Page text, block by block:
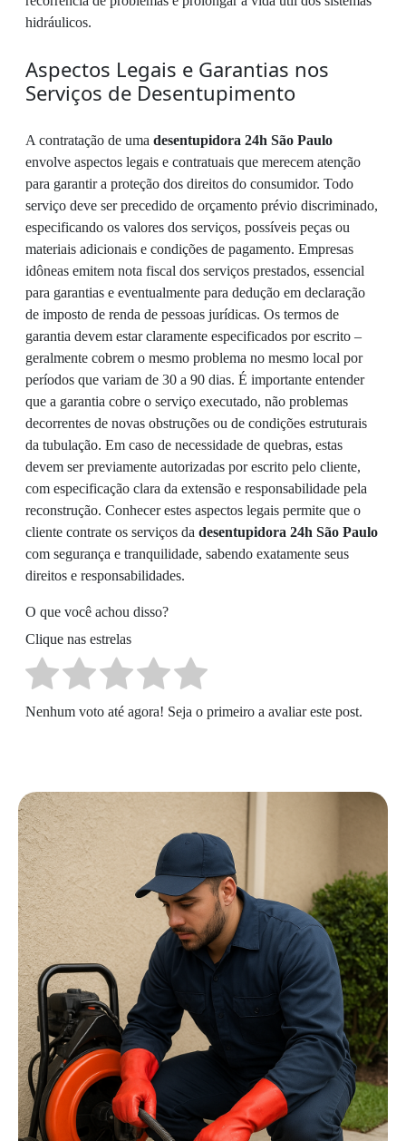
hidráulicos.
Aspectos Legais e Garantias nos
Serviços de Desentupimento
A contratação de uma desentupidora 24h São Paulo
envolve aspectos legais e contratuais que merecem atenção
para garantir a proteção dos direitos do consumidor. Todo
serviço deve ser precedido de orçamento prévio discriminado,
especificando os valores dos serviços, possíveis peças ou
materiais adicionais e condições de pagamento. Empresas
idôneas emitem nota fiscal dos serviços prestados, essencial
para garantias e eventualmente para dedução em declaração
de imposto de renda de pessoas jurídicas. Os termos de
garantia devem estar claramente especificados por escrito –
geralmente cobrem o mesmo problema no mesmo local por
períodos que variam de 30 a 90 dias. É importante entender
que a garantia cobre o serviço executado, não problemas
decorrentes de novas obstruções ou de condições estruturais
da tubulação. Em caso de necessidade de quebras, estas
devem ser previamente autorizadas por escrito pelo cliente,
com especificação clara da extensão e responsabilidade pela
reconstrução. Conhecer estes aspectos legais permite que o
cliente contrate os serviços da desentupidora 24h São Paulo
com segurança e tranquilidade, sabendo exatamente seus
direitos e responsabilidades.
O que você achou disso?
Clique nas estrelas
Nenhum voto até agora! Seja o primeiro a avaliar este post.